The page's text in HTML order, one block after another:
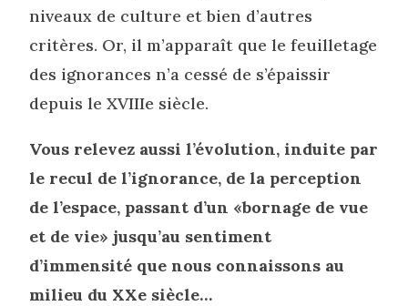
niveaux de culture et bien d’autres
critères. Or, il m’apparaît que le feuilletage
des ignorances n’a cessé de s’épaissir
depuis le XVIIIe siècle.
Vous relevez aussi l’évolution, induite par
le recul de l’ignorance, de la perception
de l’espace, passant d’un «bornage de vue
et de vie» jusqu’au sentiment
d’immensité que nous connaissons au
milieu du XXe siècle…